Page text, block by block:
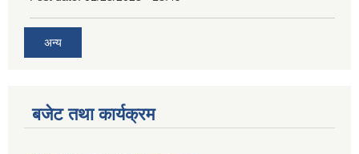
अन्य
बजेट तथा कार्यक्रम